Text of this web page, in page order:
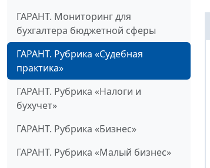
ГАРАНТ. Мониторинг для
бухгалтера бюджетной сферы
ГАРАНТ. Рубрика «Судебная
практика»
ГАРАНТ. Рубрика «Налоги и
бухучет»
ГАРАНТ. Рубрика «Бизнес»
ГАРАНТ. Рубрика «Малый бизнес»